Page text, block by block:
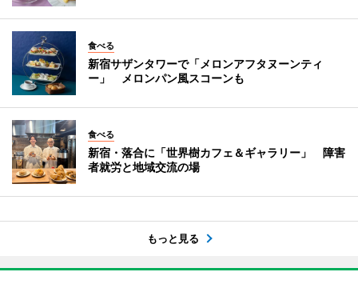
食べる
新宿サザンタワーで「メロンアフタヌーンティ
ー」 メロンパン風スコーンも
食べる
新宿・落合に「世界樹カフェ＆ギャラリー」 障害
者就労と地域交流の場
もっと見る